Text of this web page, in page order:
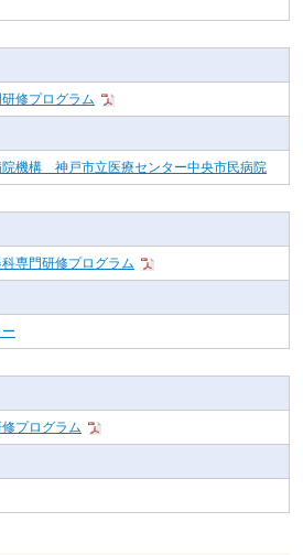
修プログラム
機構 神戸市立医療センター中央市民病院
専門研修プログラム
プログラム